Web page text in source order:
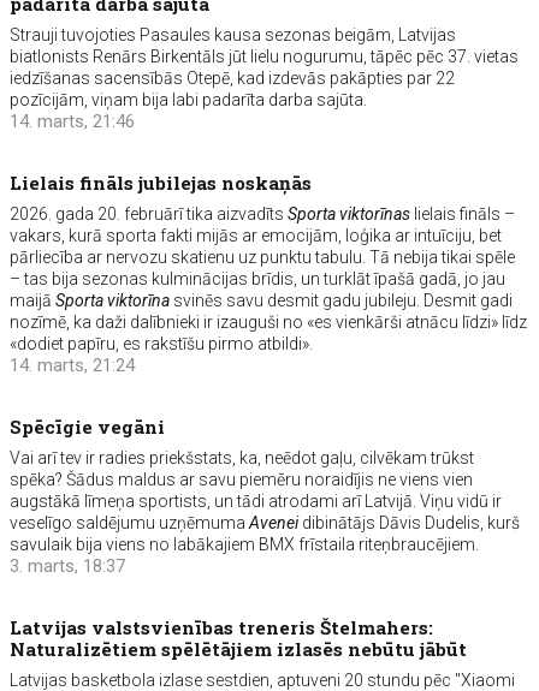
Strauji tuvojoties Pasaules kausa sezonas beigām, Latvijas
biatlonists Renārs Birkentāls jūt lielu nogurumu, tāpēc pēc 37. vietas
iedzīšanas sacensībās Otepē, kad izdevās pakāpties par 22
pozīcijām, viņam bija labi padarīta darba sajūta.
14. marts, 21:46
Lielais fināls jubilejas noskaņās
2026. gada 20. februārī tika aizvadītsSporta viktorīnas lielais fināls –
vakars, kurā sporta fakti mijās ar emocijām, loģika ar intuīciju, bet
pārliecība ar nervozu skatienu uz punktu tabulu. Tā nebija tikai spēle
– tas bija sezonas kulminācijas brīdis, un turklāt īpašā gadā, jo jau
maijāSporta viktorīna svinēs savu desmit gadu jubileju. Desmit gadi
nozīmē, ka daži dalībnieki ir izauguši no «es vienkārši atnācu līdzi» līdz
«dodiet papīru, es rakstīšu pirmo atbildi».
14. marts, 21:24
Spēcīgie vegāni
Vai arī tev ir radies priekšstats, ka, neēdot gaļu, cilvēkam trūkst
spēka? Šādus maldus ar savu piemēru noraidījis ne viens vien
augstākā līmeņa sportists, un tādi atrodami arī Latvijā. Viņu vidū ir
veselīgo saldējumu uzņēmumaAveneidibinātājs Dāvis Dudelis, kurš
savulaik bija viens no labākajiem BMX frīstaila riteņbraucējiem.
3. marts, 18:37
Latvijas valstsvienības treneris Štelmahers:
Naturalizētiem spēlētājiem izlasēs nebūtu jābūt
Latvijas basketbola izlase sestdien, aptuveni 20 stundu pēc "Xiaomi